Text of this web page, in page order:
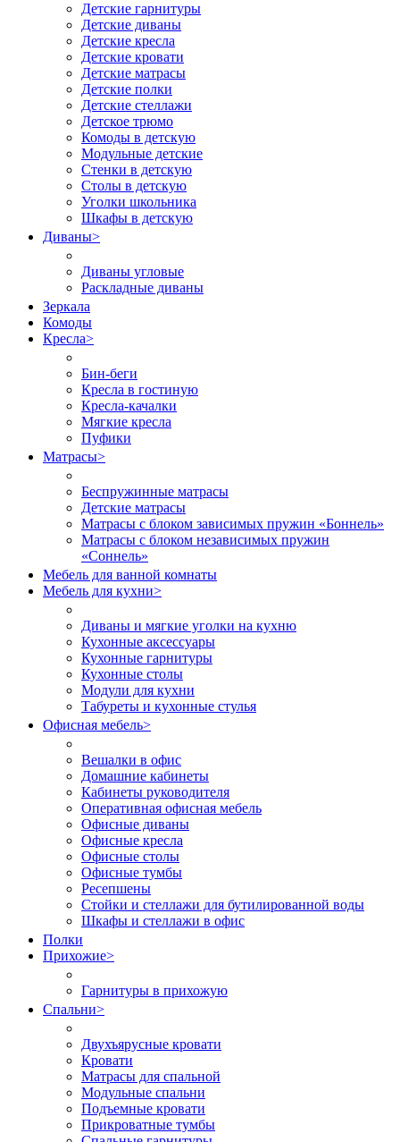
Детские гарнитуры
Детские диваны
Детские кресла
Детские кровати
Детские матрасы
Детские полки
Детские стеллажи
Детское трюмо
Комоды в детскую
Модульные детские
Стенки в детскую
Столы в детскую
Уголки школьника
Шкафы в детскую
Диваны>
Диваны угловые
Раскладные диваны
Зеркала
Комоды
Кресла>
Бин-беги
Кресла в гостиную
Кресла-качалки
Мягкие кресла
Пуфики
Матрасы>
Беспружинные матрасы
Детские матрасы
Матрасы с блоком зависимых пружин «Боннель»
Матрасы с блоком независимых пружин
«Соннель»
Мебель для ванной комнаты
Мебель для кухни>
Диваны и мягкие уголки на кухню
Кухонные аксессуары
Кухонные гарнитуры
Кухонные столы
Модули для кухни
Табуреты и кухонные стулья
Офисная мебель>
Вешалки в офис
Домашние кабинеты
Кабинеты руководителя
Оперативная офисная мебель
Офисные диваны
Офисные кресла
Офисные столы
Офисные тумбы
Ресепшены
Стойки и стеллажи для бутилированной воды
Шкафы и стеллажи в офис
Полки
Прихожие>
Гарнитуры в прихожую
Спальни>
Двухъярусные кровати
Кровати
Матрасы для спальной
Модульные спальни
Подъемные кровати
Прикроватные тумбы